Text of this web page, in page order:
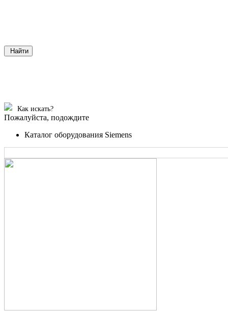
Найти
Как искать?
Пожалуйста, подождите
Каталог оборудования Siemens